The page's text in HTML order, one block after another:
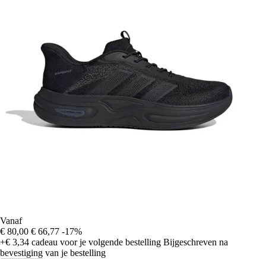
Vanaf
€ 80,00 € 66,77 -17%
+€ 3,34 cadeau voor je volgende bestelling Bijgeschreven na
bevestiging van je bestelling